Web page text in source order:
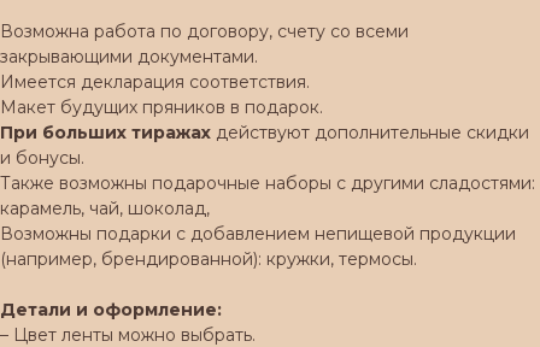
Возможна работа по договору, счету со всеми
закрывающими документами.
Имеется декларация соответствия.
Макет будущих пряников в подарок.
При больших тиражах действуют дополнительные скидки
и бонусы.
Также возможны подарочные наборы с другими сладостями:
карамель, чай, шоколад,
Возможны подарки с добавлением непищевой продукции
(например, брендированной): кружки, термосы.
Детали и оформление:
– Цвет ленты можно выбрать.